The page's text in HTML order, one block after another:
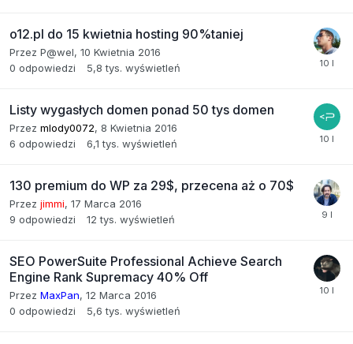
o12.pl do 15 kwietnia hosting 90%taniej
Przez P@wel, 10 Kwietnia 2016
0 odpowiedzi 5,8 tys. wyświetleń
Listy wygasłych domen ponad 50 tys domen
Przez mlody0072, 8 Kwietnia 2016
6 odpowiedzi 6,1 tys. wyświetleń
130 premium do WP za 29$, przecena aż o 70$
Przez jimmi, 17 Marca 2016
9 odpowiedzi 12 tys. wyświetleń
SEO PowerSuite Professional Achieve Search
Engine Rank Supremacy 40% Off
Przez MaxPan, 12 Marca 2016
0 odpowiedzi 5,6 tys. wyświetleń